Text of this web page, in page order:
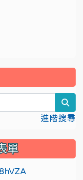
進階搜尋
單